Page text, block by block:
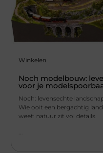
Winkelen
Noch modelbouw:
voor je
Noch: levensechte
Wie ooit een bergachtig
weet: natuur zit vol details.